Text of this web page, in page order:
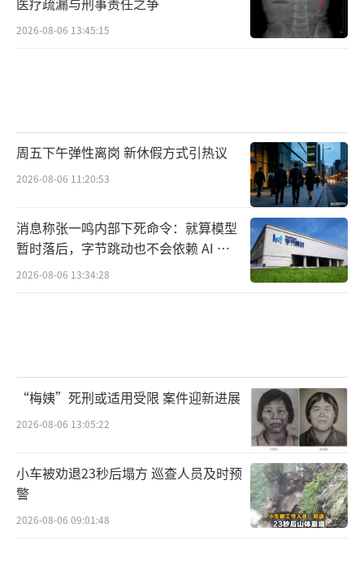
店长解释称，“这个证书如果丢失肯定补
不了，因为它是在裸石时做的鉴定，现在成品
体现，目前在国内没办法补这个证书。”
这位店长表示：“我们店里在卖给她的时
候，我们给了一个小的NGTC国检证书，和一个
大的GIA国际证书，这两个证书都是放在一起给
她的，她现在只出示了小证书，就没有大证
书，她的GIA证书找不到了嘛，她就说我们没给
组织调解
店长否认给一位来店里闹事的顾主办理过
回收事宜，当年赵女士和一位亲属来店
里，“差不多一起买的，她亲戚花了9万多元买
的，她的是7万多。5月22号她和亲戚一起来店
里，她亲戚的我们是给退了的，因为人家证
2026-08-06 13:45:15
周五下午弹性离岗 新休假方式引热议
2026-08-06 11:20:53
消息称张一鸣内部下死命令：就算模型
暂时落后，字节跳动也不会依赖 AI 蒸
馏技术
2026-08-06 13:34:28
“梅姨”死刑或适用受限 案件迎新进展
2026-08-06 13:05:22
小车被劝退23秒后塌方 巡查人员及时预
警
2026-08-06 09:01:48